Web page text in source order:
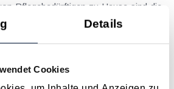
Details
Cookies
Pflegebedürftigen zu Hause sind die
Aufwendungen wie bei einer
ein ärztliches...
drucken